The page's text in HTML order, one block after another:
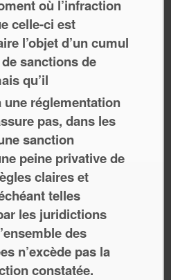
où l’infraction
celle-ci est
l’objet d’un cumul
sanctions de
qu’il
réglementation
pas, dans les
sanction
peine privative de
claires et
telles
les juridictions
des
n’excède pas la
constatée.